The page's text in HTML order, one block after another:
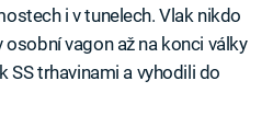
i v tunelech. Vlak nikdo
vagon až na konci války
SS trhavinami a vyhodili do